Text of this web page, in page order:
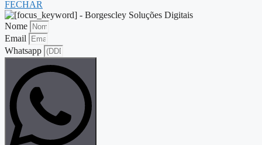
FECHAR
Nome
Email
Whatsapp